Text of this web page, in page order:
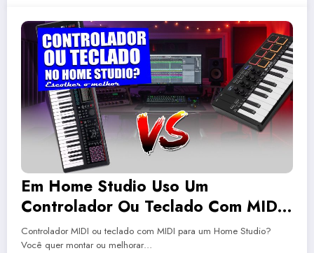
Em Home Studio Uso Um
Controlador Ou Teclado Com MIDI?
| Tudo Sobre Teclado Musical
Controlador MIDI ou teclado com MIDI para um Home Studio?
Você quer montar ou melhorar…